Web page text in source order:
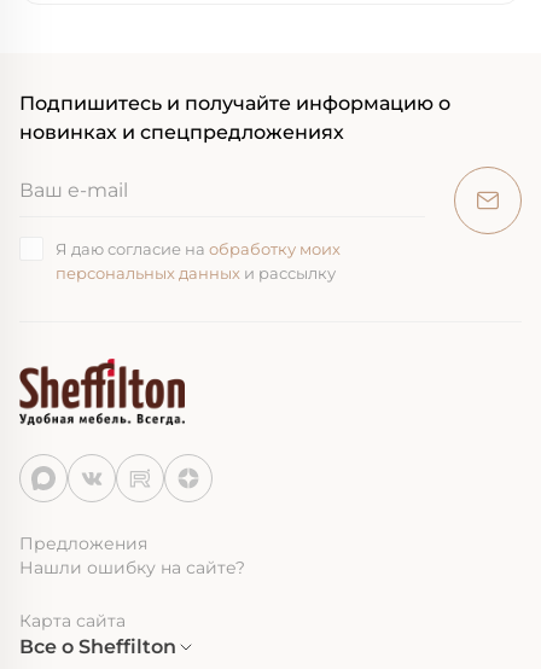
Подпишитесь и получайте информацию о
новинках и спецпредложениях
Я даю согласие на обработку моих
персональных данных и рассылку
Предложения
Нашли ошибку на сайте?
Карта сайта
Все о Sheffilton